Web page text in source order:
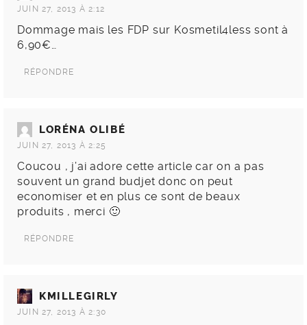
JUIN 27, 2013 À 2:12
Dommage mais les FDP sur Kosmetil4less sont à
6,90€…
RÉPONDRE
LORÉNA OLIBÉ
JUIN 27, 2013 À 2:25
Coucou , j’ai adore cette article car on a pas
souvent un grand budjet donc on peut
economiser et en plus ce sont de beaux
produits , merci 🙂
RÉPONDRE
KMILLEGIRLY
JUIN 27, 2013 À 2:30